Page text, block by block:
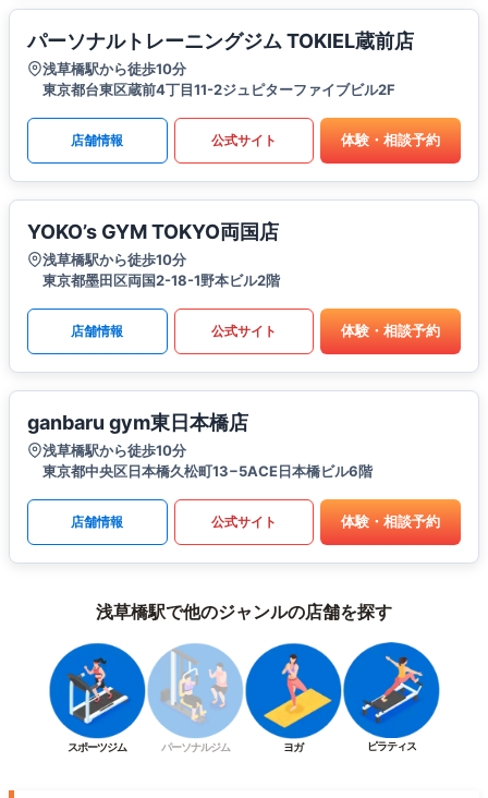
パーソナルトレーニングジム TOKIEL蔵前店
浅草橋駅から徒歩10分
東京都台東区蔵前4丁目11-2ジュピターファイブビル2F
店舗情報 公式サイト 体験・相談予約
YOKO’s GYM TOKYO両国店
浅草橋駅から徒歩10分
東京都墨田区両国2-18-1野本ビル2階
店舗情報 公式サイト 体験・相談予約
ganbaru gym東日本橋店
浅草橋駅から徒歩10分
東京都中央区日本橋久松町13−5ACE日本橋ビル6階
店舗情報 公式サイト 体験・相談予約
浅草橋駅で他のジャンルの店舗を探す
スポーツジム パーソナルジム ヨガ ピラティス